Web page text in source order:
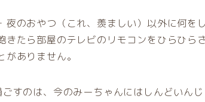
夜のおやつ（これ、羨ましい）以外に何
きたら部屋のテレビのリモコンをひらひら
ありません。
すのは、今のみーちゃんにはしんどいん